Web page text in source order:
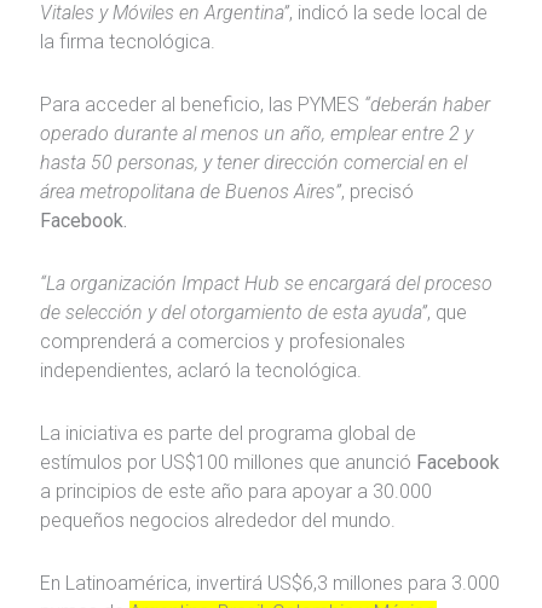
Vitales y Móviles en Argentina”, indicó la sede local de
la firma tecnológica.
Para acceder al beneficio, las PYMES “deberán haber
operado durante al menos un año, emplear entre 2 y
hasta 50 personas, y tener dirección comercial en el
área metropolitana de Buenos Aires”, precisó
Facebook.
“La organización Impact Hub se encargará del proceso
de selección y del otorgamiento de esta ayuda”, que
comprenderá a comercios y profesionales
independientes, aclaró la tecnológica.
La iniciativa es parte del programa global de
estímulos por US$100 millones que anunció Facebook
a principios de este año para apoyar a 30.000
pequeños negocios alrededor del mundo.
En Latinoamérica, invertirá US$6,3 millones para 3.000